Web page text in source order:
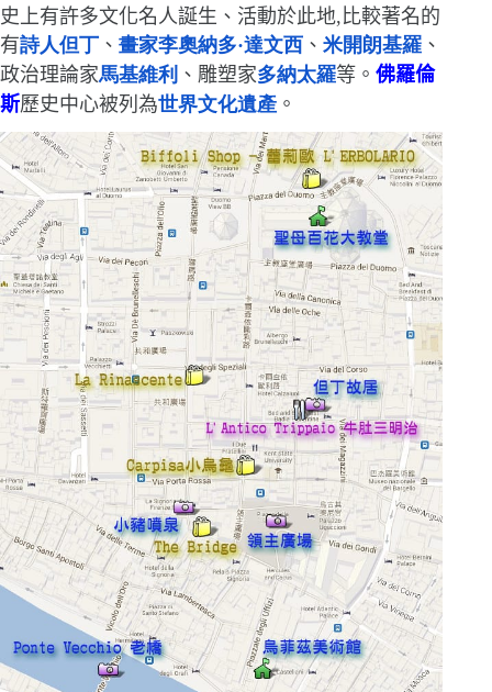
史上有許多文化名人誕生、活動於此地,比較著名的
有詩人但丁 、 畫家李奧納多·達文西 、 米開朗基羅 、
政治理論家馬基維利 、雕塑家多納太羅等。 佛羅倫
斯歷史中心被列為世界文化遺產 。